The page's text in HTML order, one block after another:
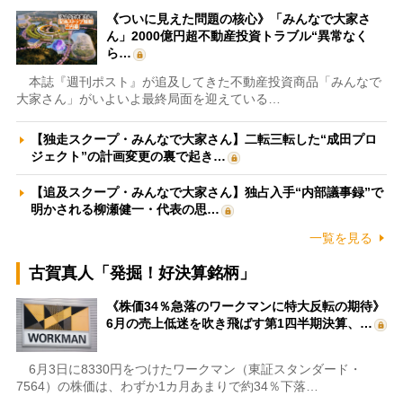
《ついに見えた問題の核心》「みんなで大家さ
ん」2000億円超不動産投資トラブル“異常なく
ら…
本誌『週刊ポスト』が追及してきた不動産投資商品「みんなで
大家さん」がいよいよ最終局面を迎えている…
【独走スクープ・みんなで大家さん】二転三転した“成田プロ
ジェクト”の計画変更の裏で起き…
【追及スクープ・みんなで大家さん】独占入手“内部議事録”で
明かされる柳瀬健一・代表の思…
一覧を見る
古賀真人「発掘！好決算銘柄」
《株価34％急落のワークマンに特大反転の期待》
6月の売上低迷を吹き飛ばす第1四半期決算、…
6月3日に8330円をつけたワークマン（東証スタンダード・
7564）の株価は、わずか1カ月あまりで約34％下落…